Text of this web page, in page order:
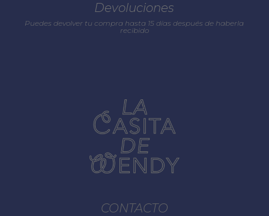
Devoluciones
Puedes devolver tu compra hasta 15 días después de haberla
recibido
CONTACTO